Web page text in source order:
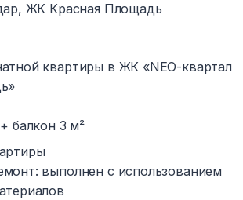
ЖК Красная Площадь
квартиры в ЖК «NEO-квартал
балкон 3 м²
выполнен с использованием